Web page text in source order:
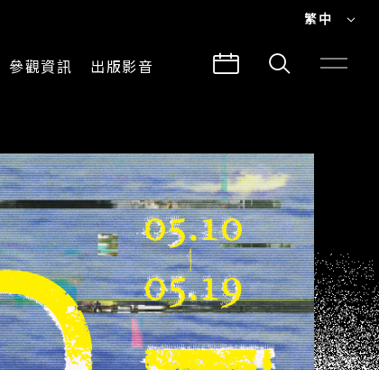
繁中
參觀資訊
交通與地圖
建築故事
導覽服務
出版影音
所有影音
出版品